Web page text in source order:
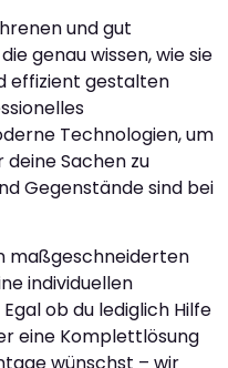
und gut
genau wissen, wie sie
effizient gestalten
Technologien, um
Sachen zu
Gegenstände sind bei
maßgeschneiderten
individuellen
ob du lediglich Hilfe
eine Komplettlösung